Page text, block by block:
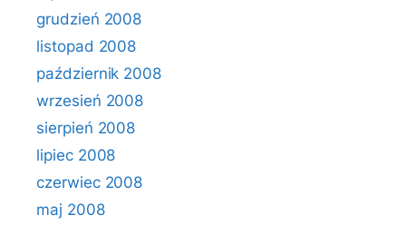
grudzień 2008
listopad 2008
październik 2008
wrzesień 2008
sierpień 2008
lipiec 2008
czerwiec 2008
maj 2008